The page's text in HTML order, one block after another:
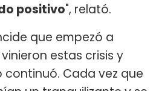
positivo", relató.
que empezó a
estas crisis y
Cada vez que